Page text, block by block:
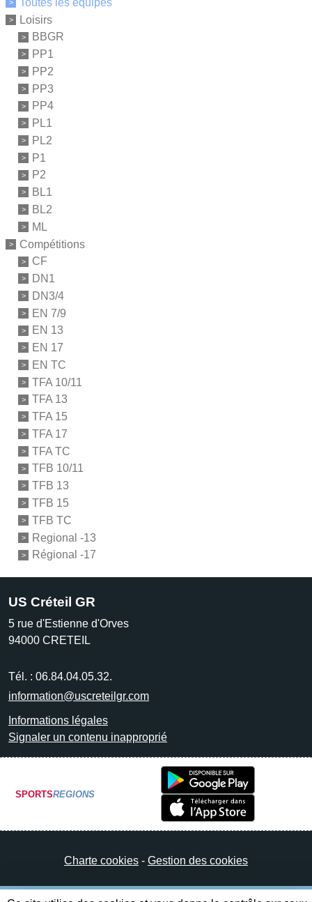
Loisirs
BBGR
PP1
PP2
PP3
PP4
PL1
PL2
P1
P2
BL1
BL2
ML
Compétitions
CF
DN1
DN3/4
EN 7/9
EN 13
EN 17
EN TC
TFA 10/11
TFA 13
TFA 15
TFA 17
TFA TC
TFB 10/11
TFB 13
TFB 15
TFB TC
Regional -13
Régional -17
US Créteil GR
5 rue d'Estienne d'Orves
94000 CRETEIL
Tél. : 06.84.04.05.32.
information@uscreteilgr.com
Informations légales
Signaler un contenu inapproprié
SPORTSREGIONS
Charte cookies Gestion des cookies